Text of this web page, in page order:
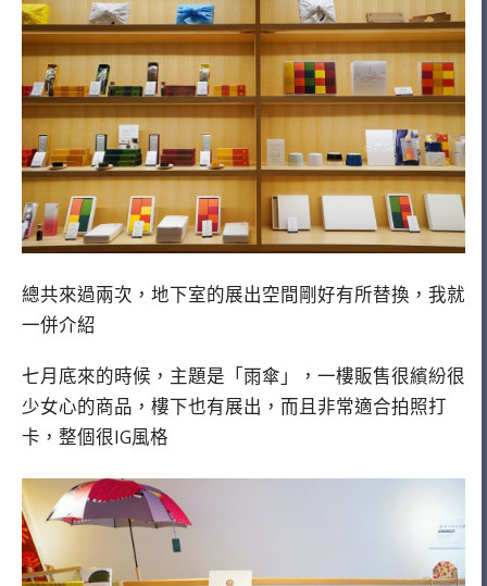
總共來過兩次，地下室的展出空間剛好有所替換，我就
一併介紹
七月底來的時候，主題是「雨傘」，一樓販售很繽紛很
少女心的商品，樓下也有展出，而且非常適合拍照打
卡，整個很IG風格